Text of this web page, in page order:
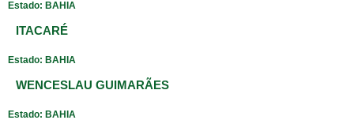
Estado: BAHIA
ITACARÉ
Estado: BAHIA
WENCESLAU GUIMARÃES
Estado: BAHIA